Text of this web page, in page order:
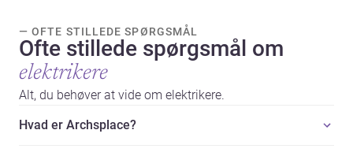
— OFTE STILLEDE SPØRGSMÅL
Ofte stillede spørgsmål om
elektrikere
Alt, du behøver at vide om elektrikere.
Hvad er Archsplace?